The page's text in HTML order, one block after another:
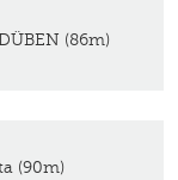
(86m)
(90m)